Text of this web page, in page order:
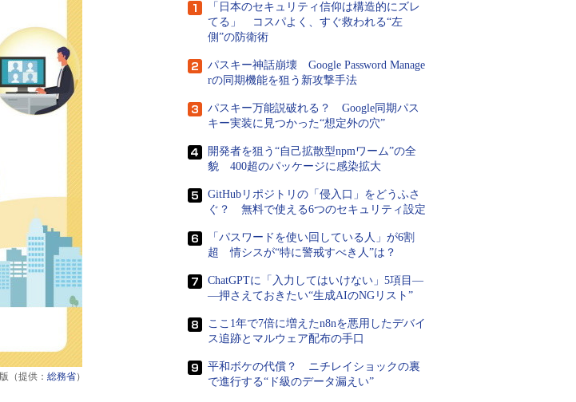
（提供： 総務省）
「日本のセキュリティ信仰は構造的にズレ
てる」 コスパよく、すぐ救われる“左
側”の防衛術
パスキー神話崩壊 Google Password Manage
rの同期機能を狙う新攻撃手法
パスキー万能説破れる？ Google同期パス
キー実装に見つかった“想定外の穴”
開発者を狙う“自己拡散型npmワーム”の全
貌 400超のパッケージに感染拡大
GitHubリポジトリの「侵入口」をどうふさ
ぐ？ 無料で使える6つのセキュリティ設定
「パスワードを使い回している人」が6割
超 情シスが“特に警戒すべき人”は？
ChatGPTに「入力してはいけない」5項目―
―押さえておきたい“生成AIのNGリスト”
ここ1年で7倍に増えたn8nを悪用したデバイ
ス追跡とマルウェア配布の手口
平和ボケの代償？ ニチレイショックの裏
で進行する“ド級のデータ漏えい”